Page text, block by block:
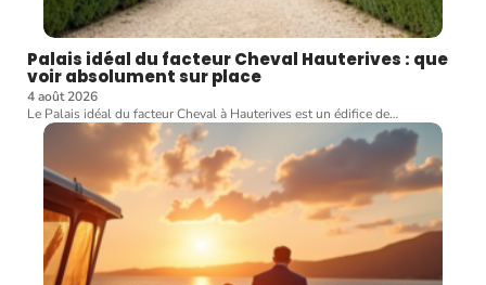
Palais idéal du facteur Cheval Hauterives : que
voir absolument sur place
4 août 2026
Le Palais idéal du facteur Cheval à Hauterives est un édifice de…